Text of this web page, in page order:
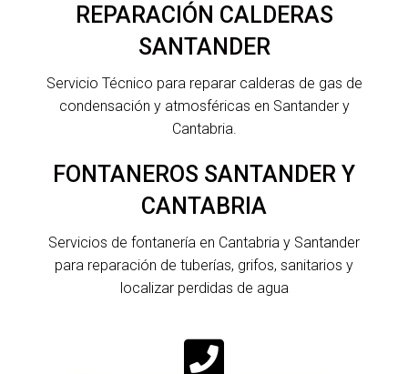
REPARACIÓN CALDERAS
SANTANDER
Servicio Técnico para reparar calderas de gas de
condensación y atmosféricas en Santander y
Cantabria.
FONTANEROS SANTANDER Y
CANTABRIA
Servicios de fontanería en Cantabria y Santander
para reparación de tuberías, grifos, sanitarios y
localizar perdidas de agua